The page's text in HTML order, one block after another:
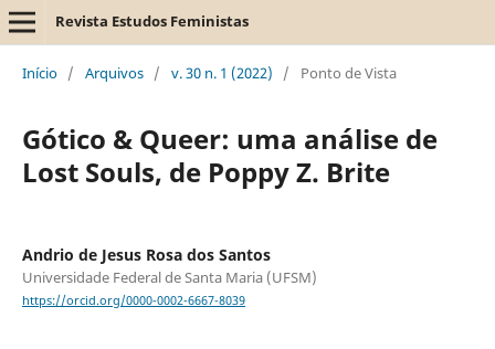
Revista Estudos Feministas
Início / Arquivos / v. 30 n. 1 (2022) / Ponto de Vista
Gótico & Queer: uma análise de
Lost Souls, de Poppy Z. Brite
Andrio de Jesus Rosa dos Santos
Universidade Federal de Santa Maria (UFSM)
https://orcid.org/0000-0002-6667-8039